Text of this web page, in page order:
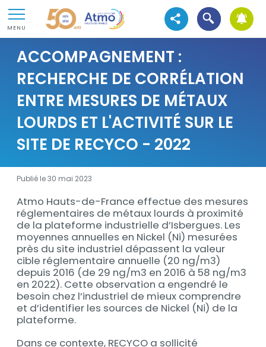
Aller au contenu
Aller au premier menu de navigation
Aller à la recherche
MENU
Atmo Hauts-de-France
Voir les réseaux sociaux
Ouvrir la
ACCOMPAGNEMENT :
RECHERCHE DE CORRÉLATION
ENTRE MESURES DE MÉTAUX
LOURDS ET L'ACTIVITÉ SUR LE
SITE DE RECYCO - 2022
Publié le 30 mai 2023
Description
Atmo Hauts-de-France effectue des mesures
réglementaires de métaux lourds à proximité
de la plateforme industrielle d’Isbergues. Les
moyennes annuelles en Nickel (Ni) mesurées
près du site industriel dépassent la valeur
cible réglementaire annuelle (20 ng/m3)
depuis 2016 (de 29 ng/m3 en 2016 à 58 ng/m3
en 2022). Cette observation a engendré le
besoin chez l’industriel de mieux comprendre
et d’identifier les sources de Nickel (Ni) de la
plateforme.
Dans ce contexte, RECYCO a sollicité